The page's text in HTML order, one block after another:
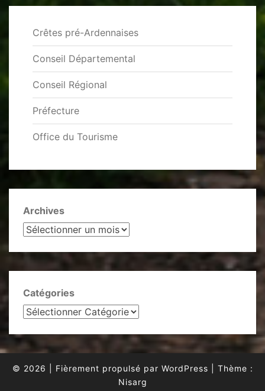
Crêtes pré-Ardennaises
Conseil Départemental
Conseil Régional
Préfecture
Office du Tourisme
Archives
Catégories
© 2026 Fièrement propulsé par WordPress
Thème :
Nisarg